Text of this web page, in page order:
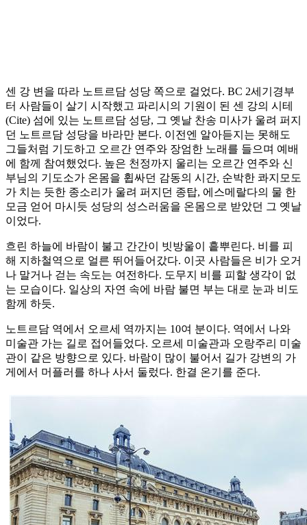
센 강 변을 따라 노트르담 성당 쪽으로 걸었다. BC 2세기경부
터 사람들이 살기 시작했고 파리시의 기원이 된 센 강의 시테
(Cite) 섬에 있는 노트르담 성당, 그 옛날 찬송 미사가 울려 퍼지
던 노트르담 성당을 바라만 본다. 이전엔 알아듣지는 못해도
그들처럼 기도하고 오르간 연주와 장엄한 노래를 들으며 예배
에 함께 참여했었다. 높은 천정까지 울리는 오르간 연주와 신
부님의 기도소가 온몸을 휩싸던 감동의 시간, 순박한 콰지모도
가 치는 듯한 종소리가 울려 퍼지던 종탑, 에스메랄다의 물 한
모금 얻어 마시듯 성당의 성스러움을 온몸으로 받았던 그 옛날
이었다.
흐린 하늘에 바람이 불고 간간이 빗방울이 흩뿌린다. 비를 피
해 지하철역으로 얼른 뛰어들어갔다. 이곳 사람들은 비가 오거
나 말거나 걷는 속도는 여전하다. 도무지 비를 피할 생각이 없
는 모습이다. 일상의 자연 속에 바람 불면 부는 대로 눈과 비도
함께 하듯.
노트르담 역에서 오르세 역까지는 10여 분이다. 역에서 나와
미술관 가는 길로 접어들었다. 오르세 미술관과 오랑주리 미술
관이 같은 방향으로 있다. 바람이 많이 불어서 길가 강변의 가
게에서 머플러를 하나 사서 둘렀다. 한결 온기를 준다.